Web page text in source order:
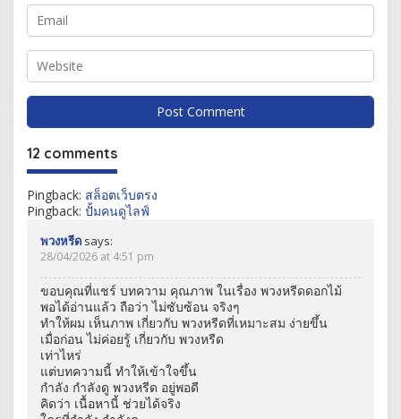
12 comments
Pingback: สล็อตเว็บตรง
Pingback: ปั้มคนดูไลฟ์
พวงหรีด says:
28/04/2026 at 4:51 pm
ขอบคุณที่แชร์ บทความ คุณภาพ ในเรื่อง พวงหรีดดอกไม้
พอได้อ่านแล้ว ถือว่า ไม่ซับซ้อน จริงๆ
ทำให้ผม เห็นภาพ เกี่ยวกับ พวงหรีดที่เหมาะสม ง่ายขึ้น
เมื่อก่อน ไม่ค่อยรู้ เกี่ยวกับ พวงหรีด
เท่าไหร่
แต่บทความนี้ ทำให้เข้าใจขึ้น
กำลัง กำลังดู พวงหรีด อยู่พอดี
คิดว่า เนื้อหานี้ ช่วยได้จริง